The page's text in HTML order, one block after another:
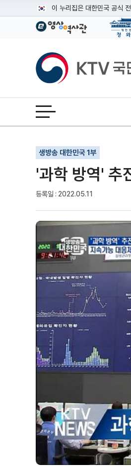
이 누리집은 대한민국 공식
공식 누리집 주소 확인하기
이밖에 or.kr 또는 .kr등 다른
운영중인 공식 누리집보기
KTV국민방송
전체메뉴 열기
생방송 대한민국 1부
'과학 방역' 추
등록일 : 2022.05.11
기사인쇄
글자확대
글자축소